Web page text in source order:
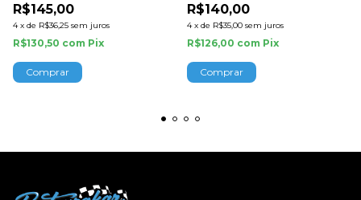
R$145,00
4 x de R$36,25 sem juros
R$130,50 com Pix
R$140,00
4 x de R$35,00 sem juros
R$126,00 com Pix